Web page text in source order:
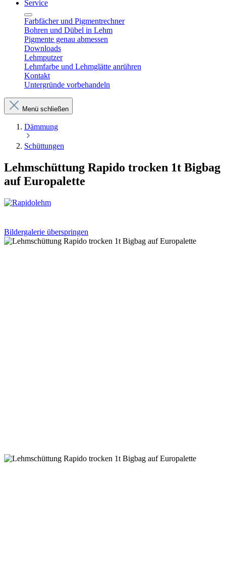
Service
Farbfächer und Pigmentrechner
Bohren und Dübel in Lehm​
Pigmente genau abmessen
Downloads
Lehmputzer
Lehmfarbe und Lehmglätte anrühren
Kontakt
Untergründe vorbehandeln
Menü schließen
Dämmung
Schüttungen
Lehmschüttung Rapido trocken 1t Bigbag
auf Europalette
Bildergalerie überspringen